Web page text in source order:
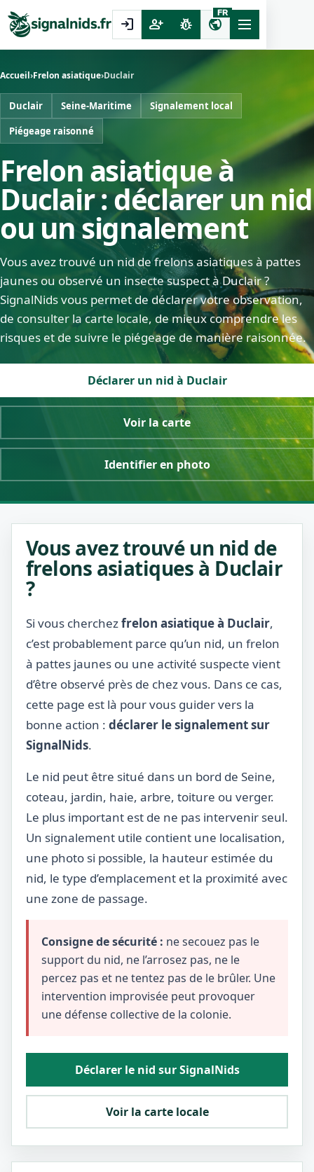
login person_add pest_control public
FR
Accueil›Frelon asiatique›Duclair
Duclair Seine-Maritime
Signalement local
Piégeage raisonné
Frelon asiatique à
Duclair : déclarer un nid
ou un signalement
Vous avez trouvé un nid de frelons asiatiques à pattes
jaunes ou observé un insecte suspect à Duclair ?
SignalNids vous permet de déclarer votre observation,
de consulter la carte locale, de mieux comprendre les
risques et de suivre le piégeage de manière raisonnée.
Déclarer un nid à Duclair
Voir la carte
Identifier en photo
Vous avez trouvé un nid de
frelons asiatiques à Duclair
?
Si vous cherchezfrelon asiatique à Duclair,
c’est probablement parce qu’un nid, un frelon
à pattes jaunes ou une activité suspecte vient
d’être observé près de chez vous. Dans ce cas,
cette page est là pour vous guider vers la
bonne action : déclarer le signalement sur
SignalNids.
Le nid peut être situé dans un bord de Seine,
coteau, jardin, haie, arbre, toiture ou verger.
Le plus important est de ne pas intervenir seul.
Un signalement utile contient une localisation,
une photo si possible, la hauteur estimée du
nid, le type d’emplacement et la proximité avec
une zone de passage.
Consigne de sécurité : ne secouez pas le
support du nid, ne l’arrosez pas, ne le
percez pas et ne tentez pas de le brûler. Une
intervention improvisée peut provoquer
une défense collective de la colonie.
Déclarer le nid sur SignalNids
Voir la carte locale